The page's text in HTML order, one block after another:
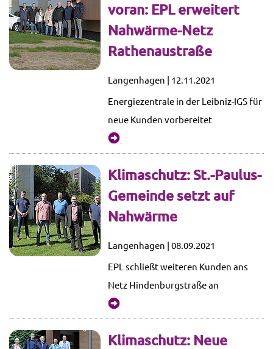
voran: EPL erweitert
Nahwärme-Netz
Rathenaustraße
Langenhagen | 12.11.2021
Energiezentrale in der Leibniz-IGS für
neue Kunden vorbereitet
Klimaschutz: St.-Paulus-
Gemeinde setzt auf
Nahwärme
Langenhagen | 08.09.2021
EPL schließt weiteren Kunden ans
Netz Hindenburgstraße an
Klimaschutz: Neue